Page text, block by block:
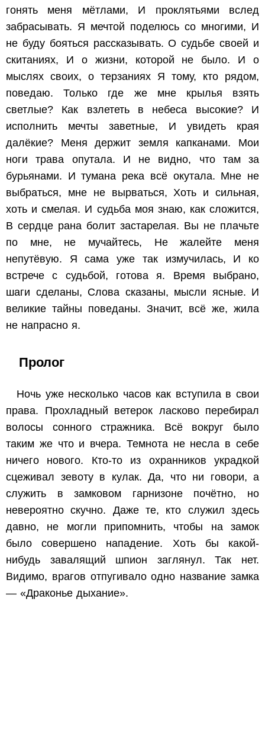
гонять меня мётлами,
И проклятьями вслед
забрасывать. Я мечтой поделюсь со многими, И
не буду бояться рассказывать. О судьбе своей и
скитаниях,
И о жизни, которой не было.
И о
мыслях своих, о терзаниях Я тому, кто рядом,
поведаю.
Только где же мне крылья взять
светлые?
Как взлететь в небеса высокие?
И
исполнить мечты заветные,
И увидеть края
далёкие?
Меня держит земля капканами.
Мои
ноги трава опутала.
И не видно, что там за
бурьянами. И тумана река всё окутала. Мне не
выбраться, мне не вырваться, Хоть и сильная,
хоть и смелая. И судьба моя знаю, как сложится,
В сердце рана болит застарелая. Вы не плачьте
по мне, не мучайтесь,
Не жалейте меня
непутёвую.
Я сама уже так измучилась,
И ко
встрече с судьбой, готова я.
Время выбрано,
шаги сделаны, Слова сказаны, мысли ясные. И
великие тайны поведаны. Значит, всё же, жила
не напрасно я.
Пролог
Ночь уже несколько часов как вступила в свои
права. Прохладный ветерок ласково перебирал
волосы сонного стражника. Всё вокруг было
таким же что и вчера. Темнота не несла в себе
ничего нового. Кто-то из охранников украдкой
сцеживал зевоту в кулак. Да, что ни говори, а
служить в замковом гарнизоне почётно, но
невероятно скучно. Даже те, кто служил здесь
давно, не могли припомнить, чтобы на замок
было совершено нападение. Хоть бы какой-
нибудь завалящий шпион заглянул. Так нет.
Видимо, врагов отпугивало одно название замка
— «Драконье дыхание».